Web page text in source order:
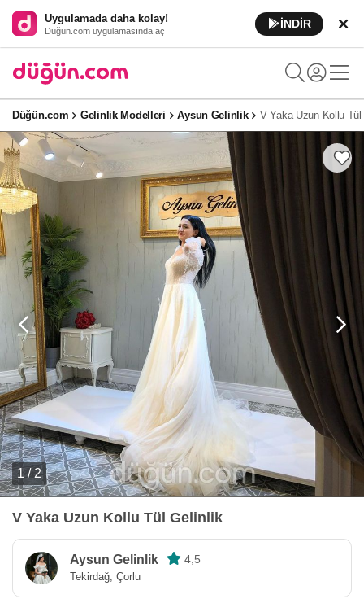
Uygulamada daha kolay!
Düğün.com uygulamasında aç
İNDİR
Düğün.com Gelinlik Modelleri Aysun Gelinlik V Yaka Uzun Kollu
1 / 2
V Yaka Uzun Kollu Tül Gelinlik
Aysun Gelinlik 4,5
Tekirdağ, Çorlu